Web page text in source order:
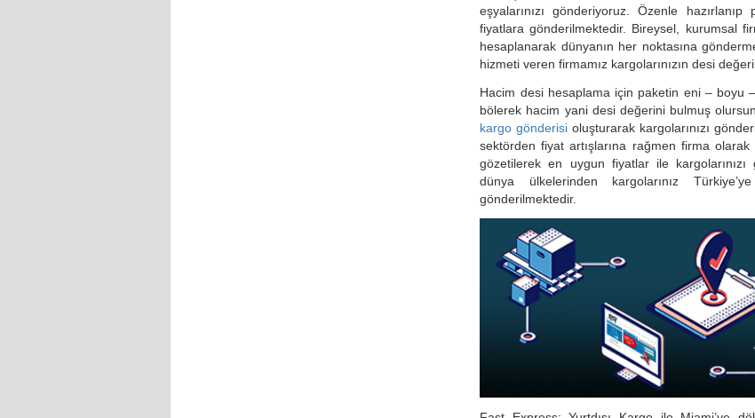
eşyalarınızı gönderiyoruz. Özenle
fiyatlara gönderilmektedir. Bireysel, kurumsal
hesaplanarak dünyanın her noktasına
hizmeti veren firmamız kargolarınızın desi
Hacim desi hesaplama için paketin eni – boyu
bölerek hacim yani desi değerini bulmuş
kargo gönderisi oluşturarak kargolarınızı
sektörden fiyat artışlarına rağmen firma
gözetilerek en uygun fiyatlar ile
dünya ülkelerinden kargolarınız
gönderilmektedir.